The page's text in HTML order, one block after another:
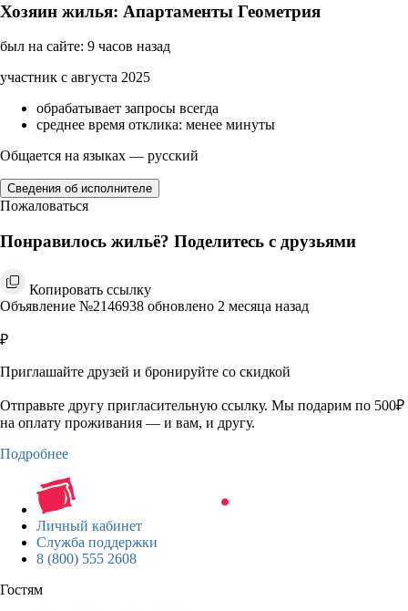
Хозяин жилья: Апартаменты Геометрия
был на сайте: 9 часов назад
участник с августа 2025
обрабатывает запросы всегда
среднее время отклика: менее минуты
Общается на языках — русский
Сведения об исполнителе
Пожаловаться
Понравилось жильё? Поделитесь с друзьями
Копировать ссылку
Объявление №2146938 обновлено 2 месяца назад
₽
Приглашайте друзей и бронируйте со скидкой
Отправьте другу пригласительную ссылку. Мы подарим по 500₽
на оплату проживания — и вам, и другу.
Подробнее
Личный кабинет
Служба поддержки
8 (800) 555 2608
Гостям